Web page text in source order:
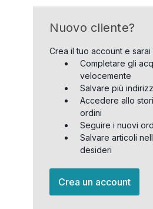
Nuovo cliente?
Crea il tuo account e
Completare gli
velocemente
Salvare più
Accedere allo
ordini
Seguire i nuovi
Salvare articoli
desideri
Crea un account